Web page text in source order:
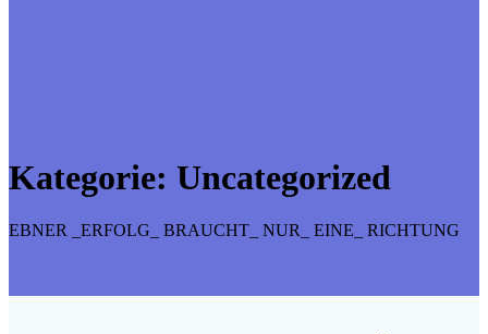
Kategorie: Uncategorized
EBNER _ERFOLG_ BRAUCHT_ NUR_ EINE_ RICHTUNG